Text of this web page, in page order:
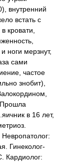
внутренний
встать с
кровати,
ноги мерзнут,
сами
частое
знобит),
в 16 лет,
Невропатолог:
Гинеколог-
Кардиолог: